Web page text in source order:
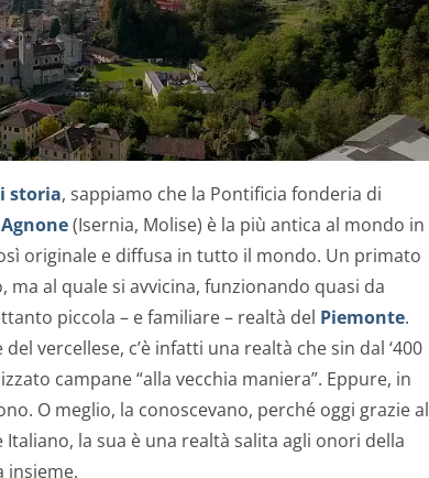
storia, sappiamo che la Pontificia fonderia di
Agnone(Isernia, Molise) è la più antica al mondo in
originale e diffusa in tutto il mondo. Un primato
ma al quale si avvicina, funzionando quasi da
piccola – e familiare – realtà del Piemonte.
del vercellese, c’è infatti una realtà che sin dal ‘400
campane “alla vecchia maniera”. Eppure, in
O meglio, la conoscevano, perché oggi grazie al
Italiano, la sua è una realtà salita agli onori della
insieme.